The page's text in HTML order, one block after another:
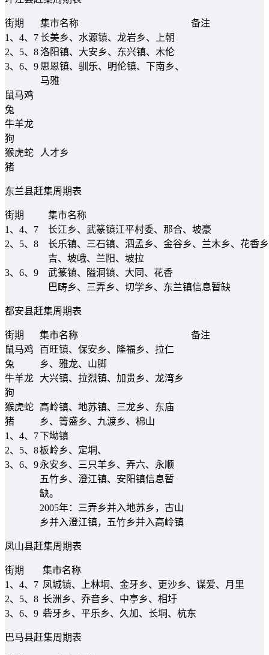
街期 集市名称
备注
1、4、7长美乡、水源镇、龙岩乡、上朝
2、5、8洛阳镇、大安乡、东兴镇、木伦
3、6、9 思恩镇、驯乐、明伦镇、下南乡、
马雅
鼠马鸡
兔
牛羊龙
狗
猴虎蛇
猪
人才乡
东兰县赶集周期表
街期
集市名称
1、4、7
长江乡、武篆镇江平村委、那合、坡豪
2、5、8
长乐镇、三石镇、泗孟乡、金谷乡、兰木乡、花香
吉、坡峨、兰阳、坡拉
3、6、9
武篆镇、隘洞镇、大同、花香
巴畴乡、三弄乡、切学乡、东兰镇信息暂缺
都安县赶集周期表
街期 集市名称
备注
鼠马鸡
兔
百旺镇、保安乡、隆福乡、拉仁
乡、雅龙、山脚
牛羊龙
狗
大兴镇、拉烈镇、加贵乡、龙湾乡
猴虎蛇
猪
高岭镇、地苏镇、三龙乡、东庙
乡、箐盛乡、九渡乡、棉山
1、4、7下坳镇
2、5、8板岭乡、定垌、
3、6、9永安乡、三只羊乡、弄六、永顺
五竹乡、澄江镇、安阳镇信息暂
缺。
2005年：三弄乡并入地苏乡，古山
乡并入澄江镇，五竹乡并入高岭镇
凤山县赶集周期表
街期
集市名称
1、4、7 凤城镇、上林垌、金牙乡、更沙乡、谋爱、月里
2、5、8 长洲乡、乔音乡、中亭乡、相圩
3、6、9 砦牙乡、平乐乡、久加、长垌、杭东
巴马县赶集周期表